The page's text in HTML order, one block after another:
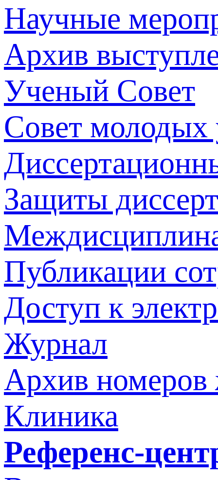
Научные
Архив
Ученый Совет
Совет молодых
Защиты
Публикации
Доступ к
Журнал
Архив номеров
Клиника
Референс-